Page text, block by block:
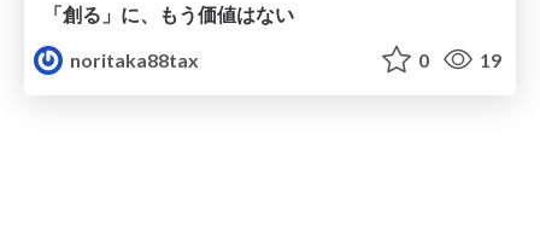
「創る」に、もう価値はない
noritaka88tax
0 19